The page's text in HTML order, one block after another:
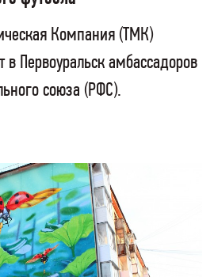
Компания (ТМК)
в Первоуральск амбассадоров
союза (РФС).